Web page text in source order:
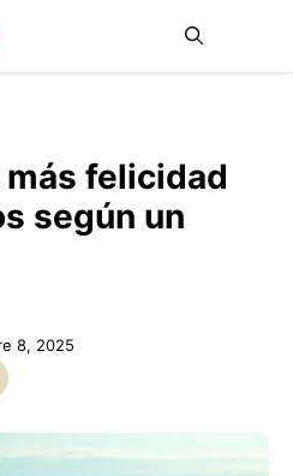
felicidad
según un
8, 2025